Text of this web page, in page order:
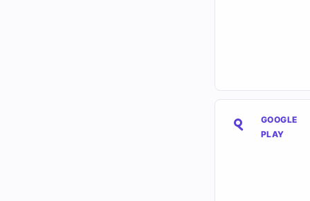
GOOGLE
PLAY